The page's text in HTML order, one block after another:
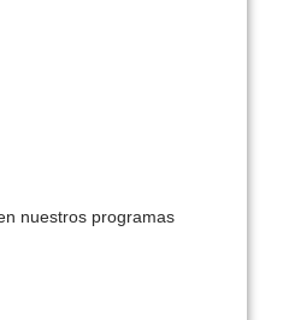
nuestros programas